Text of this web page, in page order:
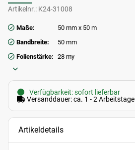
Artikelnr.: K24-31008
Maße:
50 mm x 50 m
Bandbreite:
50 mm
Folienstärke: 28 my
Verfügbarkeit: sofort lieferbar
Versanddauer: ca. 1 - 2 Arbeitstage
Artikeldetails